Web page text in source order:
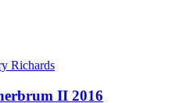
II 2016